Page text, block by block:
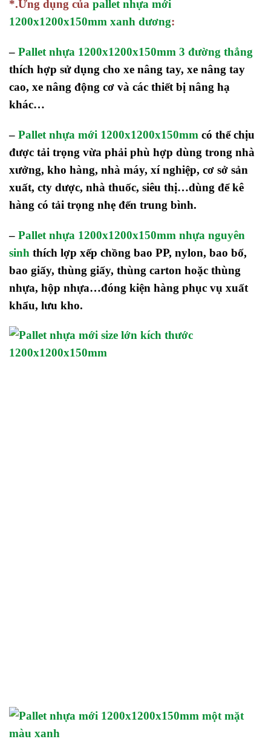
*.Ứng dụng của pallet nhựa mới
1200x1200x150mm xanh dương:
– Pallet nhựa 1200x1200x150mm 3 đường thẳng
thích hợp sử dụng cho xe nâng tay, xe nâng tay
cao, xe nâng động cơ và các thiết bị nâng hạ
khác…
– Pallet nhựa mới 1200x1200x150mm có thể chịu
được tải trọng vừa phải phù hợp dùng trong nhà
xưởng, kho hàng, nhà máy, xí nghiệp, cơ sở sản
xuất, cty dược, nhà thuốc, siêu thị…dùng để kê
hàng có tải trọng nhẹ đến trung bình.
– Pallet nhựa 1200x1200x150mm nhựa nguyên
sinh thích lợp xếp chồng bao PP, nylon, bao bố,
bao giấy, thùng giấy, thùng carton hoặc thùng
nhựa, hộp nhựa…đóng kiện hàng phục vụ xuất
khẩu, lưu kho.